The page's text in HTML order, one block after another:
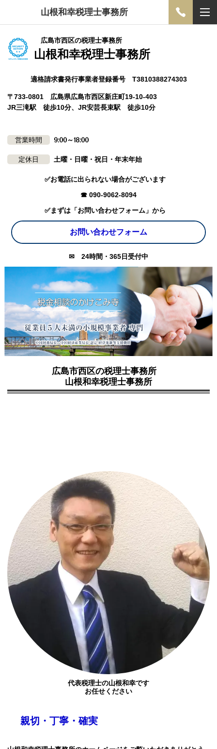
山根和幸税理士事務所
広島市西区の税理士事務所
山根和幸税理士事務所
適格請求書発行事業者登録番号 T3810388274303
〒733-0801 広島県広島市西区新庄町19-10-403
JR三滝駅 徒歩10分、JR安芸長束駅 徒歩10分
営業時間 9:00～18:00
定休日 土曜・日曜・祝日・年末年始
✅お電話に出られない場合がございます
☎ 090-9062-8094
✅まずは「お問い合わせフォーム」から
お問い合わせフォーム
✉ 24時間・365日受付中
広島市西区の税理士事務所
山根和幸税理士事務所
代表税理士の山根和幸です
お任せください
親切・丁寧・確実